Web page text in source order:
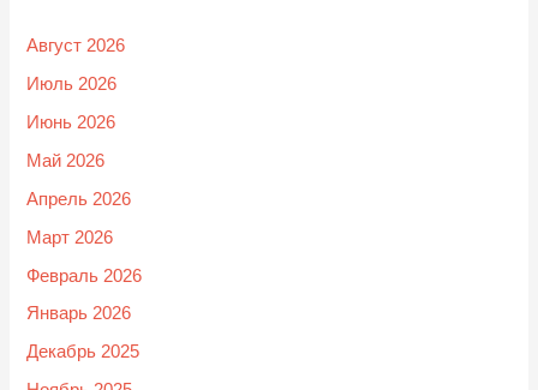
Август 2026
Июль 2026
Июнь 2026
Май 2026
Апрель 2026
Март 2026
Февраль 2026
Январь 2026
Декабрь 2025